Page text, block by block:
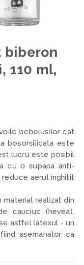
biberon
110 ml,
bebelusilor cat
bosorsilicata este
lucru este posibil
cu o supapa anti-
aerul inghitit
realizat din
cauciuc (hevea).
astfel latexul - un
asemanator ca